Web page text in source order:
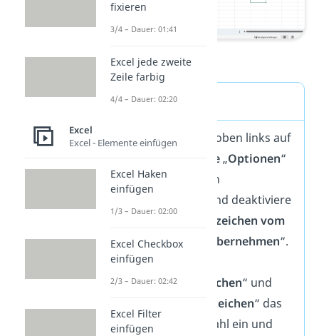
Kurzanleitung
Gehe in der Excel oben links auf
und wähle„Optionen“
Wähle den Bereich
Erweitert
“ aus und deaktiviere
Trennzeichen vom
Betriebssystem übernehmen“.
Trage bei
„Dezimaltrennzeichen“ und
Tausendertrennzeichen“ das
Zeichen deiner Wahl ein und
fixieren
3/4 – Dauer: 01:41
Excel jede zweite
Zeile farbig
4/4 – Dauer: 02:20
Excel
Excel - Elemente einfügen
Excel Haken
einfügen
1/3 – Dauer: 02:00
Excel Checkbox
einfügen
2/3 – Dauer: 02:42
Excel Filter
einfügen